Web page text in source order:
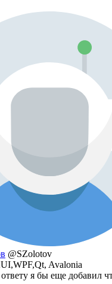
@SZolotov
Avalonia
я бы еще добавил